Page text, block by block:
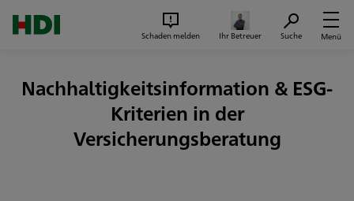
Schaden melden Ihr Betreuer Suche Menü
Nachhaltigkeitsinformation & ESG-
Kriterien in der
Versicherungsberatung